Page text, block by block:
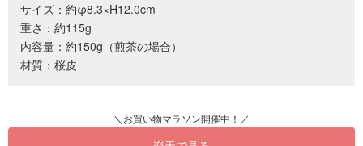
サイズ：約φ8.3×H12.0cm
重さ：約115g
内容量：約150g（煎茶の場合）
材質：桜皮